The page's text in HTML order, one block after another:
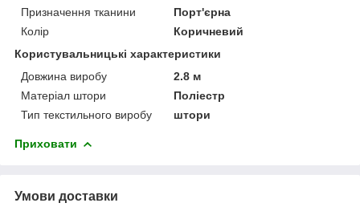
Призначення тканини
Порт'єрна
Колір
Коричневий
Користувальницькі характеристики
Довжина виробу
2.8 м
Матеріал штори
Поліестр
Тип текстильного виробу
штори
Приховати
Умови доставки